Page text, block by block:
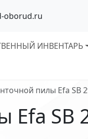
oborud.ru
ИНВЕНТАРЬ
пилы Efa SB
Efa SB